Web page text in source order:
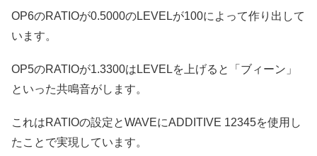
OP6のRATIOが0.5000のLEVELが100によって作り出して
います。
OP5のRATIOが1.3300はLEVELを上げると「ブィーン」
といった共鳴音がします。
これはRATIOの設定とWAVEにADDITIVE 12345を使用し
たことで実現しています。